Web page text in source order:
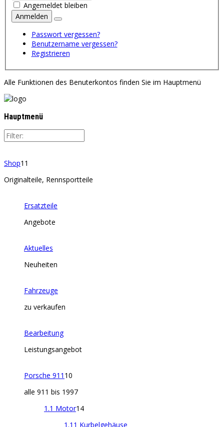
Angemeldet bleiben
Anmelden
Passwort vergessen?
Benutzername vergessen?
Registrieren
Alle Funktionen des Benuterkontos finden Sie im Hauptmenü
Hauptmenü
Shop11
Originalteile, Rennsportteile
Ersatzteile
Angebote
Aktuelles
Neuheiten
Fahrzeuge
zu verkaufen
Bearbeitung
Leistungsangebot
Porsche 911 10
alle 911 bis 1997
1.1 Motor14
1.11 Kurbelgehäuse